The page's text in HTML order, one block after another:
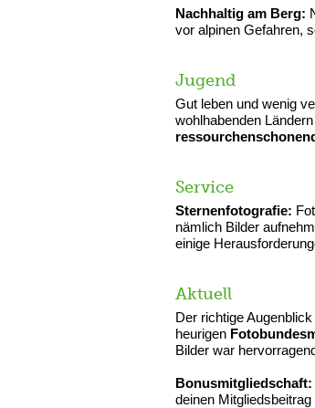
Nachhaltig am Berg:
vor alpinen Gefahren,
Jugend
Gut leben und wenig
wohlhabenden
Service
Sternenfotografie:
nämlich Bilder
einige
Aktuell
Der richtige
heurigen
Bilder war
Bonusmitgliedschaft:
deinen Mitgliedsbeitrag